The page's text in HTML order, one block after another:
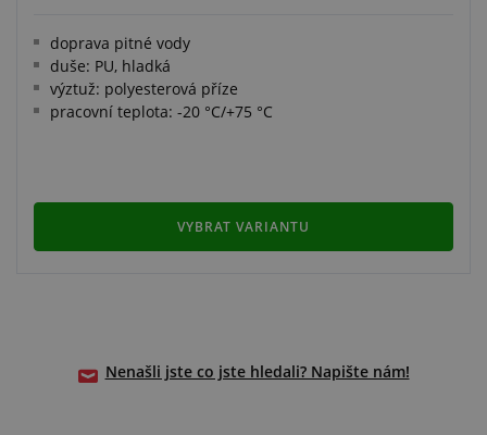
doprava pitné vody
duše: PU, hladká
výztuž: polyesterová příze
pracovní teplota: -20 °C/+75 °C
VYBRAT VARIANTU
Nenašli jste co jste hledali? Napište nám!